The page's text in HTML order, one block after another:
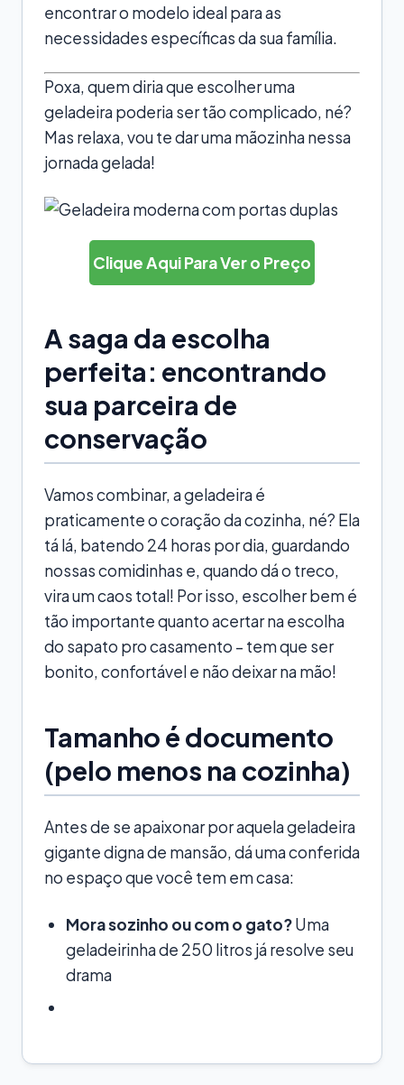
encontrar o modelo ideal para as
necessidades específicas da sua família.
Poxa, quem diria que escolher uma
geladeira poderia ser tão complicado, né?
Mas relaxa, vou te dar uma mãozinha nessa
jornada gelada!
Clique Aqui Para Ver o Preço
A saga da escolha
perfeita: encontrando
sua parceira de
conservação
Vamos combinar, a geladeira é
praticamente o coração da cozinha, né? Ela
tá lá, batendo 24 horas por dia, guardando
nossas comidinhas e, quando dá o treco,
vira um caos total! Por isso, escolher bem é
tão importante quanto acertar na escolha
do sapato pro casamento – tem que ser
bonito, confortável e não deixar na mão!
Tamanho é documento
(pelo menos na cozinha)
Antes de se apaixonar por aquela geladeira
gigante digna de mansão, dá uma conferida
no espaço que você tem em casa:
Mora sozinho ou com o gato?Uma
geladeirinha de 250 litros já resolve seu
drama